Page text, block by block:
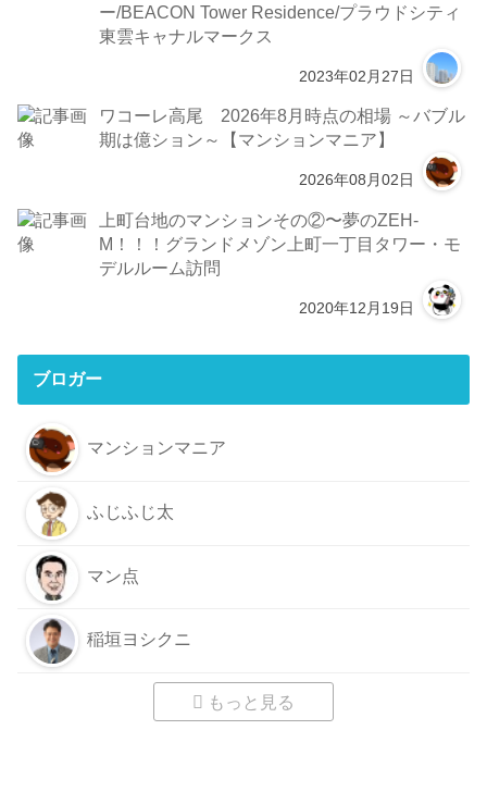
ー/BEACON Tower Residence/プラウドシティ
東雲キャナルマークス
2023年02月27日
ワコーレ高尾 2026年8月時点の相場 ～バブル
期は億ション～【マンションマニア】
2026年08月02日
上町台地のマンションその②〜夢のZEH-
M！！！グランドメゾン上町一丁目タワー・モ
デルルーム訪問
2020年12月19日
ブロガー
マンションマニア
ふじふじ太
マン点
稲垣ヨシクニ
もっと見る